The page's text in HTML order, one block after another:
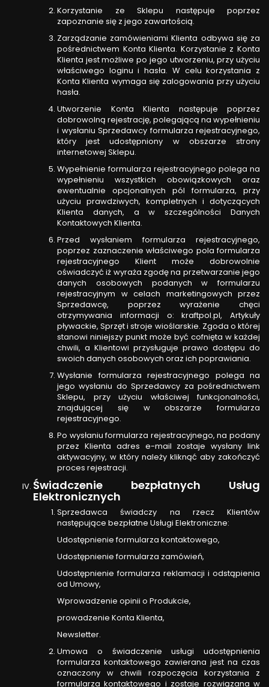
Korzystanie ze Sklepu następuje poprzez
zapoznanie się z jego zawartością.
Zarządzanie zamówieniami Klienta odbywa się za
pośrednictwem Konta Klienta. Korzystanie z Konta
Klienta jest możliwe po jego utworzeniu, przy użyciu
właściwego loginu i hasła. W celu korzystania z
Konta Klienta wymaga się zalogowania przy użyciu
hasła.
Utworzenie Konta Klienta następuje poprzez
dobrowolną rejestrację, polegającą na wypełnieniu
i wysłaniu Sprzedawcy formularza rejestracyjnego,
który jest udostępniony w obszarze strony
internetowej Sklepu.
Wypełnienie formularza rejestracyjnego polega na
wypełnieniu wszystkich obowiązkowych oraz
ewentualnie opcjonalnych pól formularza, przy
użyciu prawdziwych, kompletnych i dotyczących
Klienta danych, a w szczególności Danych
Kontaktowych Klienta.
Przed wysłaniem formularza rejestracyjnego,
poprzez zaznaczenie właściwego pola formularza
rejestracyjnego Klient może dobrowolnie
oświadczyć iż wyraża zgodę na przetwarzanie jego
danych osobowych podanych w formularzu
rejestracyjnym w celach marketingowych przez
Sprzedawcę, poprzez wyrażenie chęci
otrzymywania informacji o: kraftpol.pl, Artykuły
pływackie, Sprzęt i stroje wioślarskie. Zgoda o której
stanowi niniejszy punkt może być cofnięta w każdej
chwili, a Klientowi przysługuje prawo dostępu do
swoich danych osobowych oraz ich poprawiania.
Wysłanie formularza rejestracyjnego polega na
jego wysłaniu do Sprzedawcy za pośrednictwem
Sklepu, przy użyciu właściwej funkcjonalności,
znajdującej się w obszarze formularza
rejestracyjnego.
Po wysłaniu formularza rejestracyjnego, na podany
przez Klienta adres e-mail zostaje wysłany link
aktywacyjny, w który należy kliknąć aby zakończyć
proces rejestracji.
Świadczenie bezpłatnych Usług
Elektronicznych
Sprzedawca świadczy na rzecz Klientów
następujące bezpłatne Usługi Elektroniczne:
Udostępnienie formularza kontaktowego,
Udostępnienie formularza zamówień,
Udostępnienie formularza reklamacji i odstąpienia
od Umowy,
Wprowadzenie opinii o Produkcie,
prowadzenie Konta Klienta,
Newsletter.
Umowa o świadczenie usługi udostępnienia
formularza kontaktowego zawierana jest na czas
oznaczony w chwili rozpoczęcia korzystania z
formularza kontaktowego i zostaje rozwiązana w